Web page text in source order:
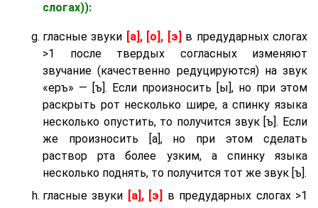
слогах)):
гласные звуки [а], [о], [э]
в предударных слогах
>1 после твердых согласных изменяют
звучание (качественно редуцируются) на звук
«еръ» — [ъ]. Если произносить [ы], но при этом
раскрыть рот несколько шире, а спинку языка
несколько опустить, то получится звук [ъ]. Если
же произносить [а], но при этом сделать
раствор рта более узким, а спинку языка
несколько поднять, то получится тот же звук [ъ].
гласные звуки
[а], [э]
в предударных слогах >1